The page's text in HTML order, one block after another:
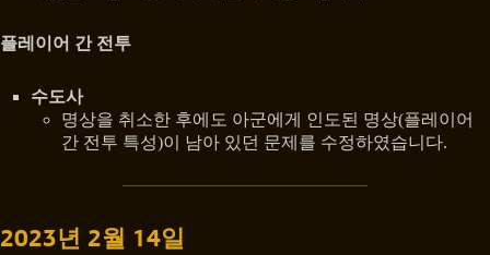
플레이어 간 전투
수도사
명상을 취소한 후에도 아군에게 인도된 명상(플레이어
간 전투 특성)이 남아 있던 문제를 수정하였습니다.
2023년 2월 14일